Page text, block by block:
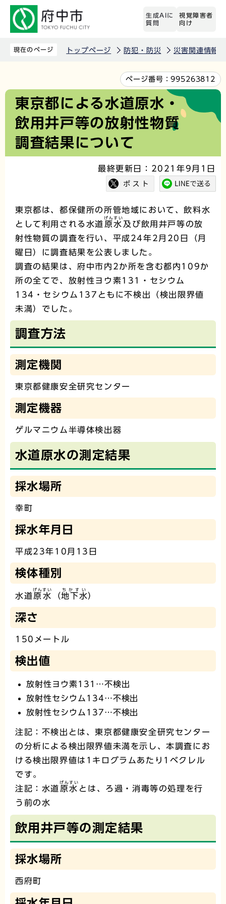
先
生成AIに
質問
視覚障害者
向け
現在のページ トップページ 防犯・防災 災害関連情報
文
ページ番号：995263812
東京都による水道原水・
飲用井戸等の放射性物質
調査結果について
最終更新日：2021年9月1日
東京都は、都保健所の所管地域において、飲料水
として利用される水道 原水
げんすい
及び飲用井戸等の放
射性物質の調査を行い、平成24年2月20日（月
曜日）に調査結果を公表しました。
調査の結果は、府中市内2か所を含む都内109か
所の全てで、放射性ヨウ素131・セシウム
134・セシウム137ともに不検出（検出限界値
未満）でした。
調査方法
測定機関
東京都健康安全研究センター
測定機器
ゲルマニウム半導体検出器
水道原水の測定結果
採水場所
幸町
採水年月日
平成23年10月13日
検体種別
水道原水
げんすい
（地下水
ちかすい
）
深さ
150メートル
検出値
放射性ヨウ素131…不検出
放射性セシウム134…不検出
放射性セシウム137…不検出
注記：不検出とは、東京都健康安全研究センター
の分析による検出限界値未満を示し、本調査にお
ける検出限界値は1キログラムあたり1ベクレル
です。
注記：水道 原水
げんすい
とは、ろ過・消毒等の処理を行
う前の水
飲用井戸等の測定結果
採水場所
西府町